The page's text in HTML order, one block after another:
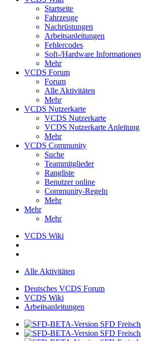
Startseite
Fahrzeuge
Nachrüstungen
Arbeitsanleitungen
Fehlercodes
Soft-/Hardware Informationen
Mehr
VCDS Forum
Forum
Alle Aktivitäten
Mehr
VCDS Nutzerkarte
VCDS Nutzerkarte
VCDS Nutzerkarte Anleitung
Mehr
VCDS Community
Suche
Teammitglieder
Rangliste
Benutzer online
Community-Regeln
Mehr
Mehr
Mehr
VCDS Wiki
Alle Aktivitäten
Deutsches VCDS Forum
VCDS Wiki
Arbeitsanleitungen